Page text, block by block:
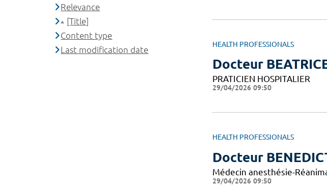
HEALTH PROFESSIONALS
Docteur
PRATICIEN HOSPITALIER
29/04/2026 09:50
HEALTH PROFESSIONALS
Docteur
Médecin anesthésie-
29/04/2026 09:50
Relevance
[Title]
Content type
Last modification date